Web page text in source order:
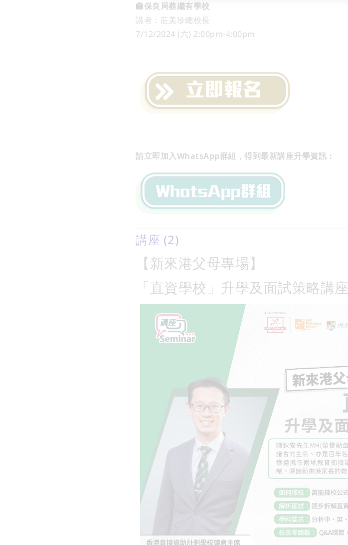
🏫保良局蔡繼有學校
講者：莊美珍總校長
7/12/2024 (六) 2:00pm-4:00pm
請立即加入WhatsApp群組，得到最新講座升學資訊：
講座 (2)
【新來港父母專場】
「直資學校」升學及面試策略講座